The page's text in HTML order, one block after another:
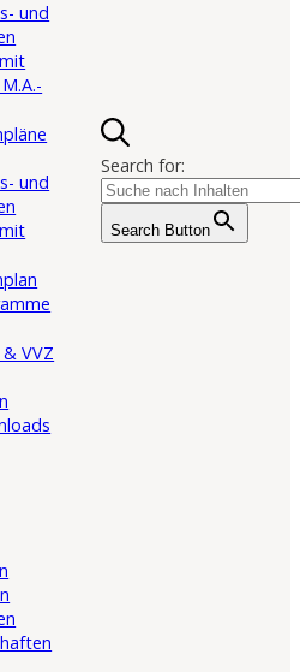
und
und
VVZ
Search for:
Search Button